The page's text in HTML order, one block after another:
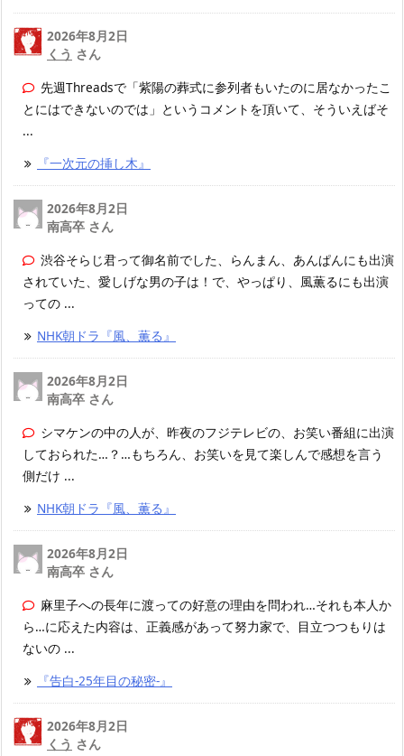
2026年8月2日
くう さん
先週Threadsで「紫陽の葬式に参列者もいたのに居なかったこ
とにはできないのでは」というコメントを頂いて、そういえばそ
...
『一次元の挿し木』
2026年8月2日
南高卒 さん
渋谷そらじ君って御名前でした、らんまん、あんぱんにも出演
されていた、愛しげな男の子は！で、やっぱり、風薫るにも出演
っての ...
NHK朝ドラ『風、薫る』
2026年8月2日
南高卒 さん
シマケンの中の人が、昨夜のフジテレビの、お笑い番組に出演
しておられた…？…もちろん、お笑いを見て楽しんで感想を言う
側だけ ...
NHK朝ドラ『風、薫る』
2026年8月2日
南高卒 さん
麻里子への長年に渡っての好意の理由を問われ…それも本人か
ら…に応えた内容は、正義感があって努力家で、目立つつもりは
ないの ...
『告白-25年目の秘密-』
2026年8月2日
くう さん